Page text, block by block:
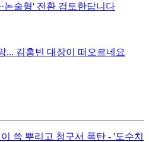
논술형' 전환 검토한답니다
... 김홍빈 대장이 떠오르네요
쓱 뿌리고 청구서 폭탄 - '도수치